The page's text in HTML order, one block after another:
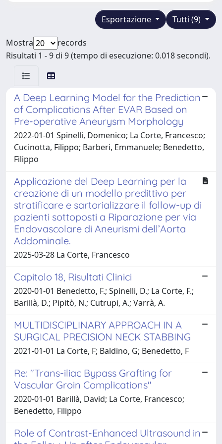
Tutti (9)
Esportazione
Mostra
records
Risultati 1 - 9 di 9 (tempo di esecuzione: 0.018 secondi).
A Deep Learning Model for the Prediction
of Complications After EVAR Based on
Pre-operative Aneurysm Morphology
2022-01-01 Spinelli, Domenico; La Corte, Francesco;
Cucinotta, Filippo; Barberi, Emmanuele; Benedetto,
Filippo
Applicazione del Deep Learning per la
creazione di un modello predittivo per
stratificare e sartorializzare il follow-up di
pazienti sottoposti a Riparazione per via
Endovascolare di Aneurismi dell’Aorta
Addominale.
2025-03-28 La Corte, Francesco
Capitolo 18, Risultati Clinici
2020-01-01 Benedetto, F.; Spinelli, D.; La Corte, F.;
Barillà, D.; Pipitò, N.; Cutrupi, A.; Varrà, A.
MULTIDISCIPLINARY APPROACH IN A
SURGICAL PRECISION NECK STABBING
2021-01-01 La Corte, F; Baldino, G; Benedetto, F
Re: "Trans-iliac Bypass Grafting for
Vascular Groin Complications"
2020-01-01 Barillà, David; La Corte, Francesco;
Benedetto, Filippo
Role of Contrast-Enhanced Ultrasound in